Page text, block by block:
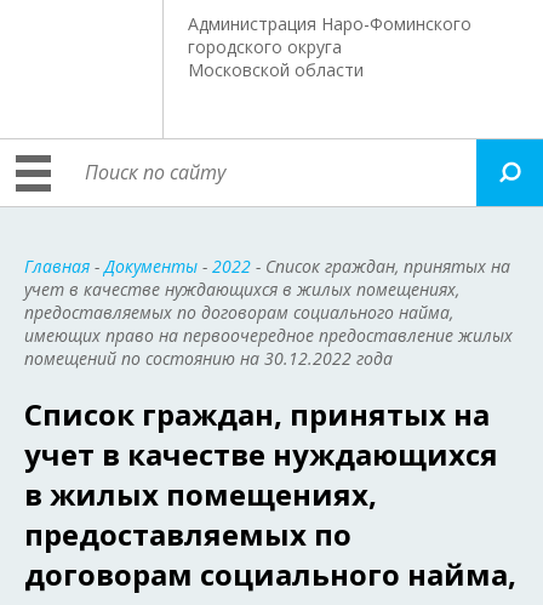
Администрация Наро-Фоминского
городского округа
Московской области
Главная -Документы - 2022 - Список граждан, принятых на
учет в качестве нуждающихся в жилых помещениях,
предоставляемых по договорам социального найма,
имеющих право на первоочередное предоставление жилых
помещений по состоянию на 30.12.2022 года
Список граждан, принятых на
учет в качестве нуждающихся
в жилых помещениях,
предоставляемых по
договорам социального найма,